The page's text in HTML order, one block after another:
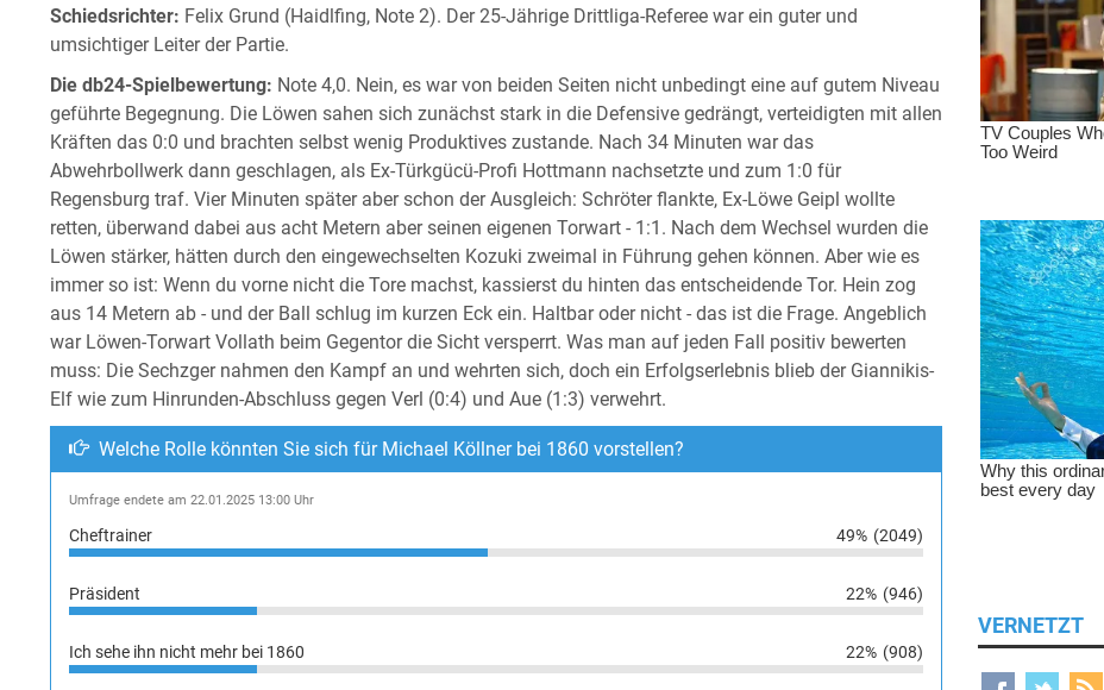
Schiedsrichter: Felix Grund (Haidlfing, Note 2). Der 25-Jährige Drittliga-Referee war ein guter und
umsichtiger Leiter der Partie.
Die db24-Spielbewertung: Note 4,0. Nein, es war von beiden Seiten nicht unbedingt eine auf gutem Niveau
geführte Begegnung. Die Löwen sahen sich zunächst stark in die Defensive gedrängt, verteidigten mit allen
Kräften das 0:0 und brachten selbst wenig Produktives zustande. Nach 34 Minuten war das
Abwehrbollwerk dann geschlagen, als Ex-Türkgücü-Profi Hottmann nachsetzte und zum 1:0 für
Regensburg traf. Vier Minuten später aber schon der Ausgleich: Schröter flankte, Ex-Löwe Geipl wollte
retten, überwand dabei aus acht Metern aber seinen eigenen Torwart - 1:1. Nach dem Wechsel wurden die
Löwen stärker, hätten durch den eingewechselten Kozuki zweimal in Führung gehen können. Aber wie es
immer so ist: Wenn du vorne nicht die Tore machst, kassierst du hinten das entscheidende Tor. Hein zog
aus 14 Metern ab - und der Ball schlug im kurzen Eck ein. Haltbar oder nicht - das ist die Frage. Angeblich
war Löwen-Torwart Vollath beim Gegentor die Sicht versperrt. Was man auf jeden Fall positiv bewerten
muss: Die Sechzger nahmen den Kampf an und wehrten sich, doch ein Erfolgserlebnis blieb der Giannikis-
Elf wie zum Hinrunden-Abschluss gegen Verl (0:4) und Aue (1:3) verwehrt.
Welche Rolle könnten Sie sich für Michael Köllner bei 1860 vorstellen?
Umfrage endete am 22.01.2025 13:00 Uhr
Cheftrainer 49% (2049)
Präsident 22% (946)
Ich sehe ihn nicht mehr bei 1860 22% (908)
VERNETZT